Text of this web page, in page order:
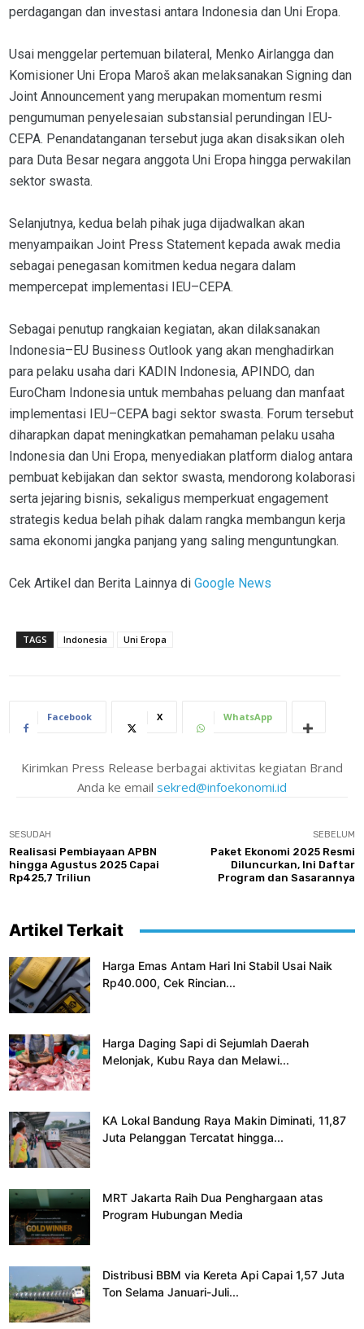
perdagangan dan investasi antara Indonesia dan Uni Eropa.
Usai menggelar pertemuan bilateral, Menko Airlangga dan
Komisioner Uni Eropa Maroš akan melaksanakan Signing dan
Joint Announcement yang merupakan momentum resmi
pengumuman penyelesaian substansial perundingan IEU-
CEPA. Penandatanganan tersebut juga akan disaksikan oleh
para Duta Besar negara anggota Uni Eropa hingga perwakilan
sektor swasta.
Selanjutnya, kedua belah pihak juga dijadwalkan akan
menyampaikan Joint Press Statement kepada awak media
sebagai penegasan komitmen kedua negara dalam
mempercepat implementasi IEU–CEPA.
Sebagai penutup rangkaian kegiatan, akan dilaksanakan
Indonesia–EU Business Outlook yang akan menghadirkan
para pelaku usaha dari KADIN Indonesia, APINDO, dan
EuroCham Indonesia untuk membahas peluang dan manfaat
implementasi IEU–CEPA bagi sektor swasta. Forum tersebut
diharapkan dapat meningkatkan pemahaman pelaku usaha
Indonesia dan Uni Eropa, menyediakan platform dialog antara
pembuat kebijakan dan sektor swasta, mendorong kolaborasi
serta jejaring bisnis, sekaligus memperkuat engagement
strategis kedua belah pihak dalam rangka membangun kerja
sama ekonomi jangka panjang yang saling menguntungkan.
Cek Artikel dan Berita Lainnya di Google News
TAGS Indonesia Uni Eropa
Facebook X WhatsApp
Kirimkan Press Release berbagai aktivitas kegiatan Brand
Anda ke email sekred@infoekonomi.id
SESUDAH
Realisasi Pembiayaan APBN
hingga Agustus 2025 Capai
Rp425,7 Triliun
SEBELUM
Paket Ekonomi 2025 Resmi
Diluncurkan, Ini Daftar
Program dan Sasarannya
Artikel Terkait
Harga Emas Antam Hari Ini Stabil Usai Naik
Rp40.000, Cek Rincian...
Harga Daging Sapi di Sejumlah Daerah
Melonjak, Kubu Raya dan Melawi...
KA Lokal Bandung Raya Makin Diminati, 11,87
Juta Pelanggan Tercatat hingga...
MRT Jakarta Raih Dua Penghargaan atas
Program Hubungan Media
Distribusi BBM via Kereta Api Capai 1,57 Juta
Ton Selama Januari-Juli...